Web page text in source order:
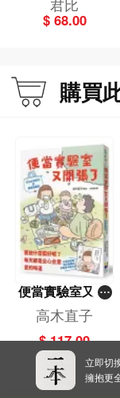
比‧閱讀廊－成長
君比
$ 68.00
購買
便當實驗室又開
張了——日日和
特別日的菜單挑
戰記
高木直子
$ 117.00
立即切
擁抱更